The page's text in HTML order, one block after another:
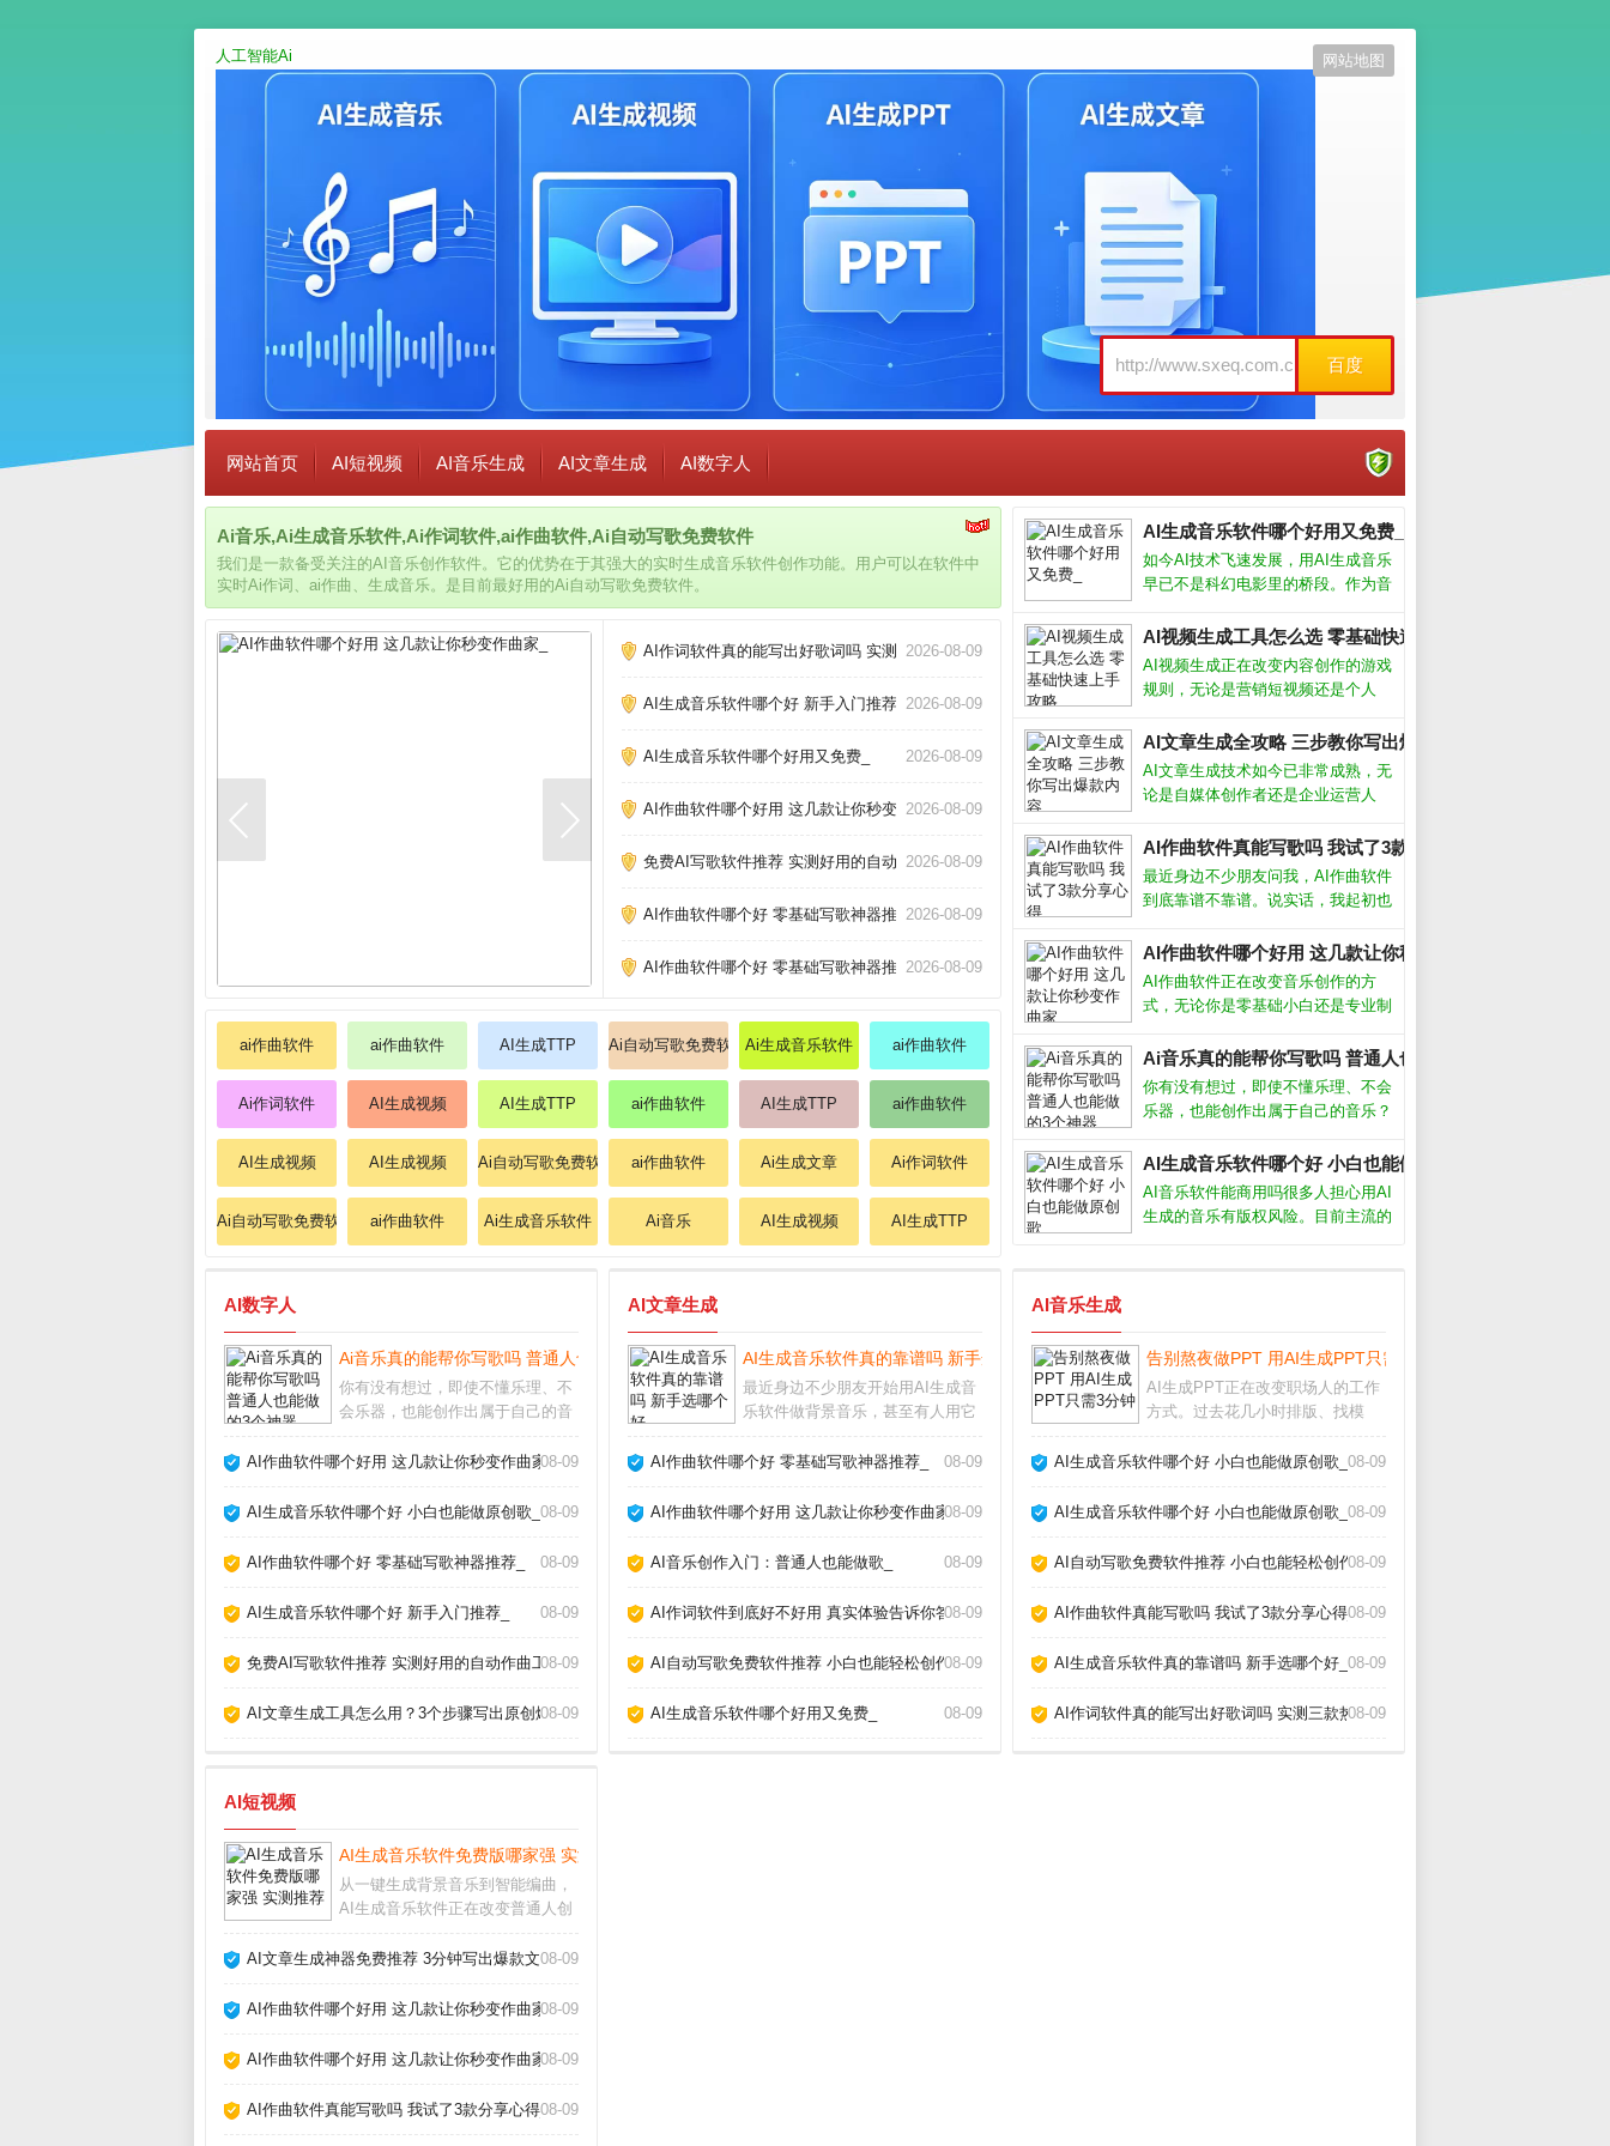
人工智能Ai
百度
网站地图
网站首页 AI短视频 AI音乐生成 AI文章生成 AI数字人
Ai音乐,Ai生成音乐软件,Ai作词软件,ai作曲软件,Ai自动写歌免费软件
我们是一款备受关注的AI音乐创作软件。它的优势在于其强大的实时生成音乐软件创作功能。用户可以在软件中
实时Ai作词、ai作曲、生成音乐。是目前最好用的Ai自动写歌免费软件。
AI作词软件真的能写出好歌词吗 实测三款热门工具告诉你答案_
2026-08-09
AI生成音乐软件哪个好 新手入门推荐_ 2026-08-09
AI生成音乐软件哪个好用又免费_ 2026-08-09
AI作曲软件哪个好用 这几款让你秒变作曲家_
2026-08-09
免费AI写歌软件推荐 实测好用的自动作曲工具_
2026-08-09
AI作曲软件哪个好 零基础写歌神器推荐_2026-08-09
AI作曲软件哪个好 零基础写歌神器推荐_2026-08-09
ai作曲软件 ai作曲软件 AI生成TTP Ai自动写歌免费软件Ai生成音乐软件 ai作曲软件
Ai作词软件 AI生成视频 AI生成TTP ai作曲软件 AI生成TTP ai作曲软件
AI生成视频 AI生成视频 Ai自动写歌免费软件 ai作曲软件 Ai生成文章 Ai作词软件
Ai自动写歌免费软件 ai作曲软件 Ai生成音乐软件 Ai音乐 AI生成视频 AI生成TTP
AI生成音乐软件哪个好用又免费_
如今AI技术飞速发展，用AI生成音乐
早已不是科幻电影里的桥段。作为音
生成音乐软件，发现它们确实能帮我
们快速产出背景音乐、片头配乐甚至
完整歌曲，但不同软件在易用性、音
AI视频生成工具怎么选 零基础快速上手攻略_
AI视频生成正在改变内容创作的游戏
规则，无论是营销短视频还是个人
量画面。作为长期使用各类AI工具的
创作者，我发现选对工具和方法，效
率能提升十倍以上。AI视频生成靠谱
AI文章生成全攻略 三步教你写出爆款内容_
AI文章生成技术如今已非常成熟，无
论是自媒体创作者还是企业运营人
容。但很多人只停留在“复制粘贴”层
面，浪费了这个强大工具的真正潜
力。要想让AI写出符合需求、有深
AI作曲软件真能写歌吗 我试了3款分享心得_
最近身边不少朋友问我，AI作曲软件
到底靠谱不靠谱。说实话，我起初也
后，发现它们确实能快速生成旋律和
伴奏，尤其适合没学过乐理的新手。
今天就把我的真实体验和挑选方法分
AI作曲软件哪个好用 这几款让你秒变作曲家_
AI作曲软件正在改变音乐创作的方
式，无论你是零基础小白还是专业制
弦甚至完整编曲。我作为音乐制作
人，亲测了多款工具，下面分享最实
用的经验和推荐。AI作曲软件真的能
Ai音乐真的能帮你写歌吗 普通人也能做的3个神器_
你有没有想过，即使不懂乐理、不会
乐器，也能创作出属于自己的音乐？
现实。从自动生成旋律到智能编曲，
甚至模拟人声演唱，Ai音乐正在降低
创作门槛，让每个人都能成为“音乐
AI生成音乐软件哪个好 小白也能做原创歌_
AI音乐软件能商用吗很多人担心用AI
生成的音乐有版权风险。目前主流的
AI数字人
Ai音乐真的能帮你写歌吗 普通人也能做的3个神器_
你有没有想过，即使不懂乐理、不
会乐器，也能创作出属于自己的音
切变成现实。从自动生成旋律到智
乐正在降低创作门槛，让每个人都
AI作曲软件哪个好用 这几款让你秒变作曲家_08-09
AI生成音乐软件哪个好 小白也能做原创歌_ 08-09
AI作曲软件哪个好 零基础写歌神器推荐_ 08-09
AI生成音乐软件哪个好 新手入门推荐_ 08-09
免费AI写歌软件推荐 实测好用的自动作曲工具_
08-09
AI文章生成工具怎么用？3个步骤写出原创爆款_
08-09
AI文章生成
AI生成音乐软件真的靠谱吗 新手选哪个好_
最近身边不少朋友开始用AI生成音
乐软件做背景音乐，甚至有人用它
我试用了十几款主流工具后发现，
盲目跟风也可能踩坑。AI生成音乐
AI作曲软件哪个好 零基础写歌神器推荐_ 08-09
AI作曲软件哪个好用 这几款让你秒变作曲家_08-09
AI音乐创作入门：普通人也能做歌_ 08-09
AI作词软件到底好不好用 真实体验告诉你答案_
08-09
AI自动写歌免费软件推荐 小白也能轻松创作_08-09
AI生成音乐软件哪个好用又免费_ 08-09
AI音乐生成
告别熬夜做PPT 用AI生成PPT只需3分钟_
AI生成PPT正在改变职场人的工作
方式。过去花几小时排版、找模
只需输入主题或上传文档，就能自
文稿。这项技术不仅节省时间，更
AI生成音乐软件哪个好 小白也能做原创歌_ 08-09
AI生成音乐软件哪个好 小白也能做原创歌_ 08-09
AI自动写歌免费软件推荐 小白也能轻松创作_08-09
AI作曲软件真能写歌吗 我试了3款分享心得_08-09
AI生成音乐软件真的靠谱吗 新手选哪个好_ 08-09
AI作词软件真的能写出好歌词吗 实测三款热门工具告诉你答案_
08-09
AI短视频
AI生成音乐软件免费版哪家强 实测推荐_
从一键生成背景音乐到智能编曲，
AI生成音乐软件正在改变普通人创
作者、游戏开发者还是音乐爱好
版税的原创配乐。但面对市面上层
AI文章生成神器免费推荐 3分钟写出爆款文章_
08-09
AI作曲软件哪个好用 这几款让你秒变作曲家_08-09
AI作曲软件哪个好用 这几款让你秒变作曲家_08-09
AI作曲软件真能写歌吗 我试了3款分享心得_08-09